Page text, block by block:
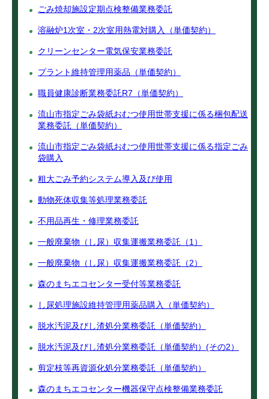
ごみ焼却施設定期点検整備業務委託
溶融炉1次室・2次室用熱電対購入（単価契約）
クリーンセンター電気保安業務委託
プラント維持管理用薬品（単価契約）
職員健康診断業務委託R7（単価契約）
流山市指定ごみ袋紙おむつ使用世帯支援に係る梱包配送
業務委託（単価契約）
流山市指定ごみ袋紙おむつ使用世帯支援に係る指定ごみ
袋購入
粗大ごみ予約システム導入及び使用
動物死体収集等処理業務委託
不用品再生・修理業務委託
一般廃棄物（し尿）収集運搬業務委託（1）
一般廃棄物（し尿）収集運搬業務委託（2）
森のまちエコセンター受付等業務委託
し尿処理施設維持管理用薬品購入（単価契約）
脱水汚泥及びし渣処分業務委託（単価契約）
脱水汚泥及びし渣処分業務委託（単価契約）(その2）
剪定枝等再資源化処分業務委託（単価契約）
森のまちエコセンター機器保守点検整備業務委託